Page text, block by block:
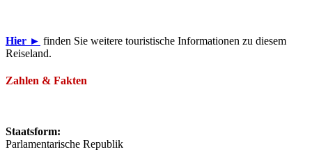
Hier ► finden Sie weitere touristische Informationen zu diesem
Reiseland.
Zahlen & Fakten
Staatsform:
Parlamentarische Republik